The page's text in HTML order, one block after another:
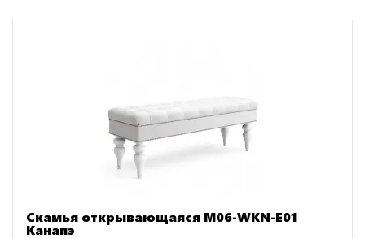
Скамья открывающаяся M06-WKN-E01
Канапэ